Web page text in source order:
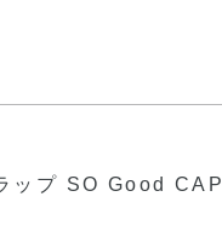
ップ SO Good CAP